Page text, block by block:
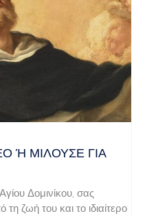
ΜΙΛΟΎΣΕ ΓΙΑ ΤΟ
Δομινίκου, σας
ζωή του και το ιδιαίτερο